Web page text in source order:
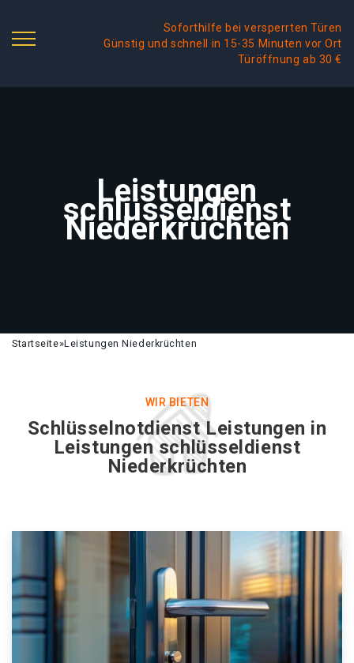
Soforthilfe bei versperrten Türen
Günstig und schnell in 15-35 Minuten vor Ort
Türöffnung ab 30 €
Leistungen
schlüsseldienst
Niederkrüchten
Startseite»Leistungen Niederkrüchten
WIR BIETEN
Schlüsselnotdienst Leistungen in
Leistungen schlüsseldienst
Niederkrüchten